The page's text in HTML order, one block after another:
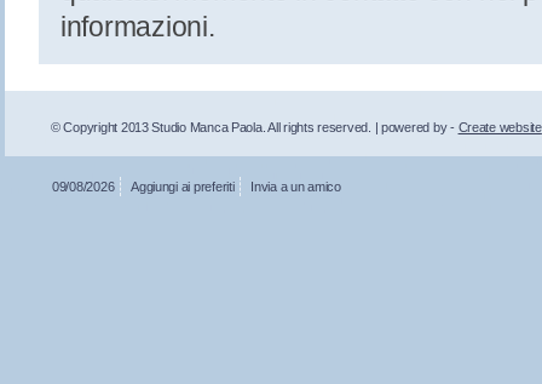
informazioni.
09/08/2026 Aggiungi ai preferiti Invia a un amico
© Copyright 2013 Studio Manca Paola. All rights reserved. | powered by- Create website